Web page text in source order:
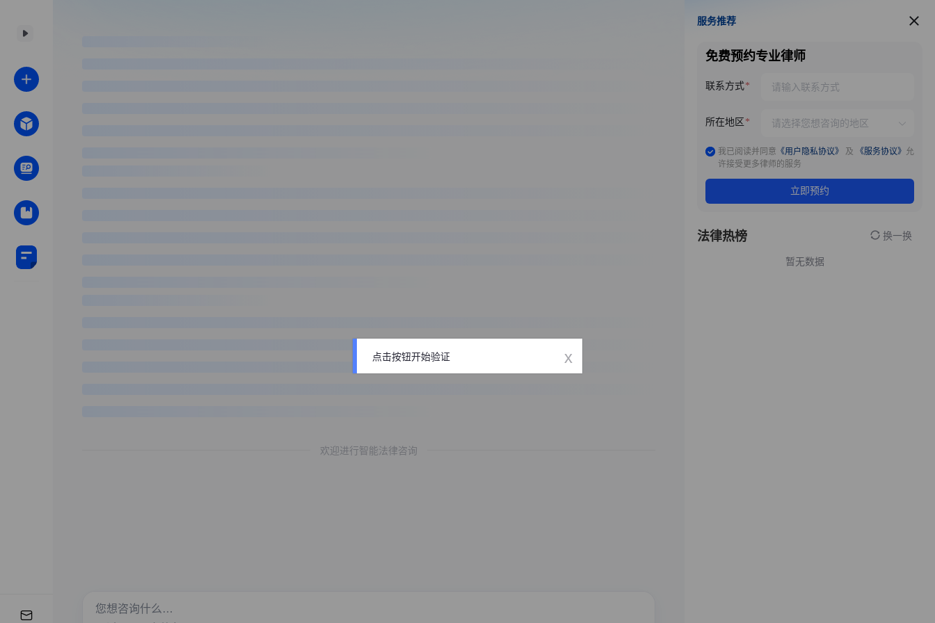
欢迎进行智能法律咨询
服务推荐
服务推荐
免费预约专业律师
联系方式
所在地区
我已阅读并同意 《用户隐私协议》 及 《服务协议》 允
许接受更多律师的服务
立即预约
法律热榜 换一换
暂无数据
点击按钮开始验证 x